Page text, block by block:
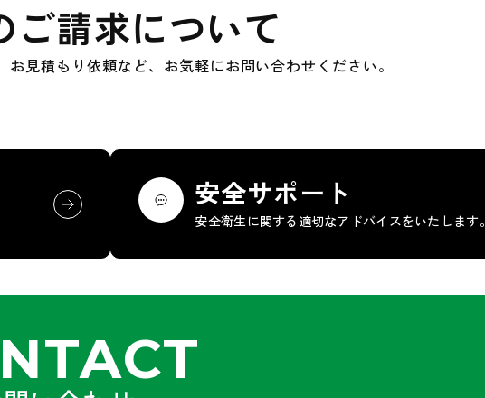
ご請求について
見積もり依頼など、お気軽にお問い合わせください。
安全サポート
安全衛生に関する適切なアドバイスをいたします。